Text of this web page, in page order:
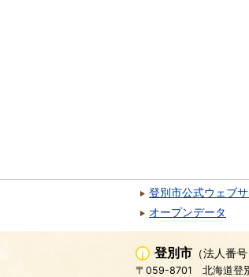
登別市公式ウェブ
オープンデータ
登別市 （法人番
〒059-8701 北海道登